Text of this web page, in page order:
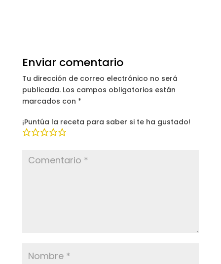
Enviar comentario
Tu dirección de correo electrónico no será
publicada. Los campos obligatorios están
marcados con *
¡Puntúa la receta para saber si te ha gustado!